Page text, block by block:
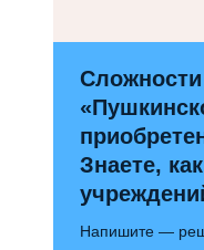
Знаете,
Напишите —